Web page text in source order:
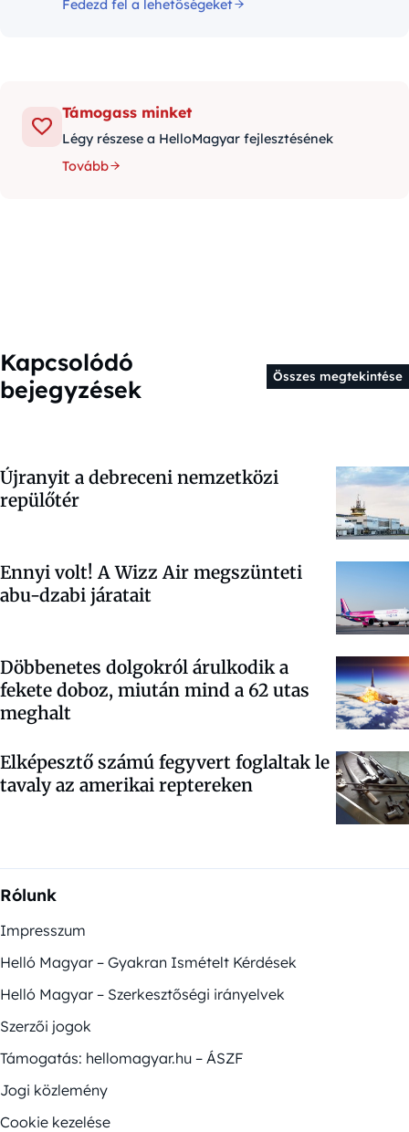
Fedezd fel a lehetőségeket
Támogass minket
Légy részese a HelloMagyar fejlesztésének
Tovább
Kapcsolódó
bejegyzések
Összes megtekintése
Újranyit a debreceni nemzetközi
repülőtér
Ennyi volt! A Wizz Air megszünteti
abu-dzabi járatait
Döbbenetes dolgokról árulkodik a
fekete doboz, miután mind a 62 utas
meghalt
Elképesztő számú fegyvert foglaltak le
tavaly az amerikai reptereken
Rólunk
Impresszum
Helló Magyar – Gyakran Ismételt Kérdések
Helló Magyar – Szerkesztőségi irányelvek
Szerzői jogok
Támogatás: hellomagyar.hu – ÁSZF
Jogi közlemény
Cookie kezelése